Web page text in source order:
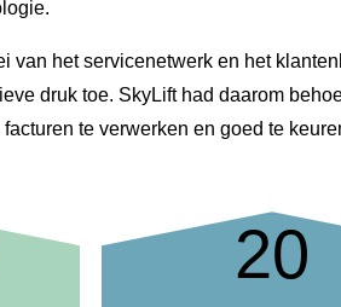
van het servicenetwerk en het
druk toe. SkyLift had daarom
te verwerken en goed te
20